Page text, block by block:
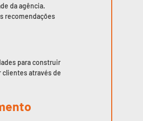
da agência.
recomendações
para construir
clientes através de